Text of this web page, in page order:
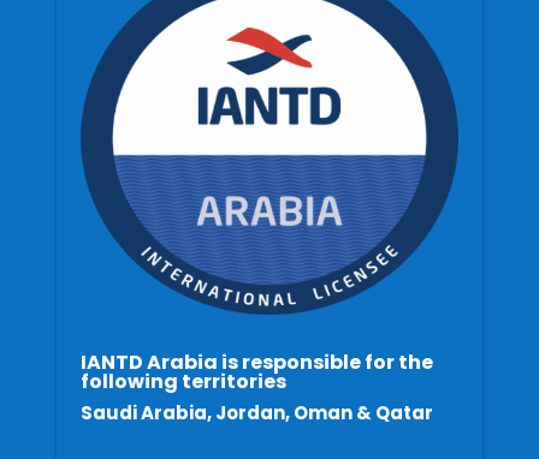
IANTD Arabia is responsible for the
following territories
Saudi Arabia, Jordan, Oman & Qatar